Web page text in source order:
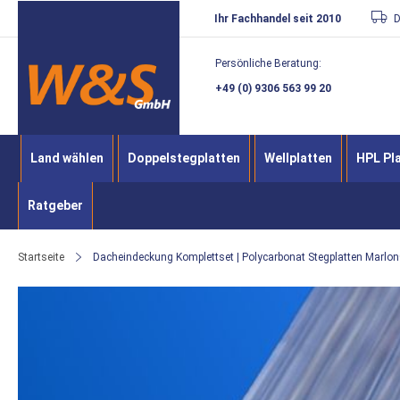
Direkt
zum
Inhalt
Ihr Fachhandel seit 2010
Persönliche Beratung:
+49 (0) 9306 563 99 20
Land wählen Doppelstegplatten Wellplatten HPL
Ratgeber
Startseite Dacheindeckung Komplettset | Polycarbonat Stegplatten